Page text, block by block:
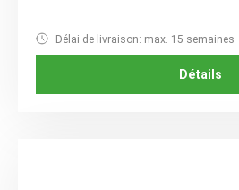
Délai de livraison: max. 15 semaines
Détails